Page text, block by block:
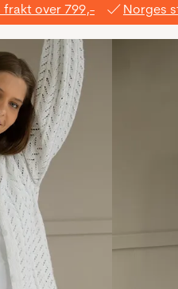
frakt over 799,- Norges